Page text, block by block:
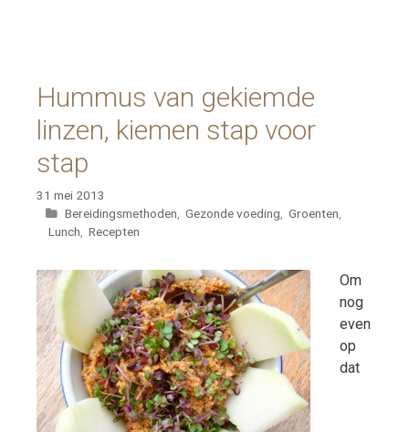
Hummus van gekiemde
linzen, kiemen stap voor
stap
31 mei 2013
Categorieën
Bereidingsmethoden Gezonde voeding Groenten
Lunch
Recepten
Om
nog
even
op
dat